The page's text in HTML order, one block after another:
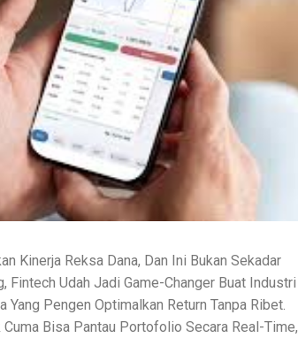
Kinerja Reksa Dana, Dan Ini Bukan Sekadar
Fintech Udah Jadi Game-Changer Buat Industri
Yang Pengen Optimalkan Return Tanpa Ribet.
Bisa Pantau Portofolio Secara Real-Time,